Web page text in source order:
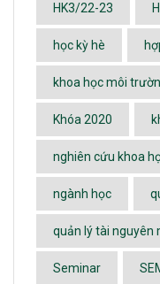
HK3/22-23
học kỳ hè
khoa học môi
Khóa 2020
nghiên cứu khoa
ngành học
quản lý tài nguyên
Seminar